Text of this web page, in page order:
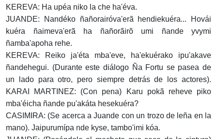
KEREVA: Ha upéa niko la che ha'éva.
JUANDE: Nandéko ñañorairóva'erã hendiekuéra... Hovái
kuéra ñaimeva'erã ha ñañorãirõ umi ñande yvymi
ñamba'apoha rehe.
KEREVA: Reiko ja'éta mba'eve, ha'ekuérako ipu'akave
ñandehegui. (Durante este diálogo Ña Fortu se pasea de
un lado para otro, pero siempre detrás de los actores).
KARAI MARTINEZ: (Con pena) Karu pokã reheve piko
mba'éicha ñande pu'akáta hesekuéra?
CASIMIRA: (Se acerca a Juande con un trozo de leña en la
mano). Jaipurumípa nde kyse, tambo'imi kóa.